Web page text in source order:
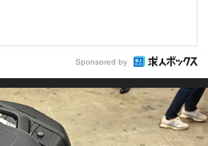
Sponsored by